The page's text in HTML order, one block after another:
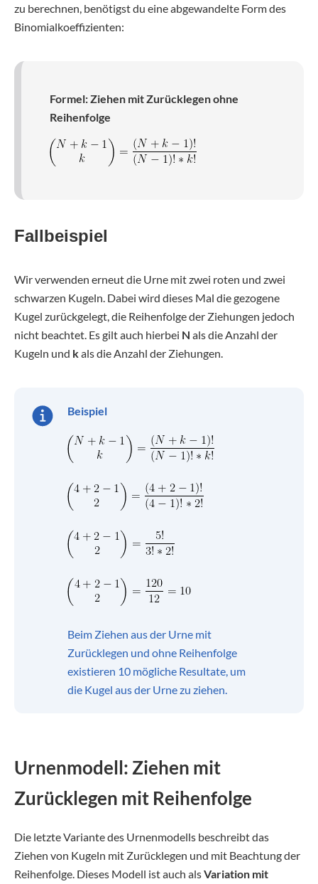
zu berechnen, benötigst du eine abgewandelte Form des
Binomialkoeffizienten:
Formel: Ziehen mit Zurücklegen ohne
Reihenfolge
Fallbeispiel
Wir verwenden erneut die Urne mit zwei roten und zwei
schwarzen Kugeln. Dabei wird dieses Mal die gezogene
Kugel zurückgelegt, die Reihenfolge der Ziehungen jedoch
nicht beachtet. Es gilt auch hierbei N als die Anzahl der
Kugeln und kals die Anzahl der Ziehungen.
Beispiel
Beim Ziehen aus der Urne mit
Zurücklegen und ohne Reihenfolge
existieren 10 mögliche Resultate, um
die Kugel aus der Urne zu ziehen.
Urnenmodell: Ziehen mit
Zurücklegen mit Reihenfolge
Die letzte Variante des Urnenmodells beschreibt das
Ziehen von Kugeln mit Zurücklegen und mit Beachtung der
Reihenfolge. Dieses Modell ist auch alsVariation mit